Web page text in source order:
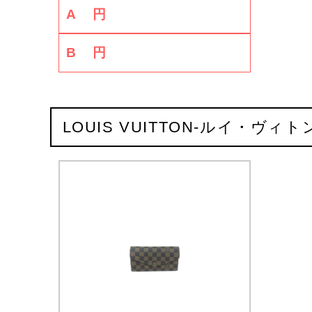
A 円
B 円
LOUIS VUITTON-ルイ・ヴィト